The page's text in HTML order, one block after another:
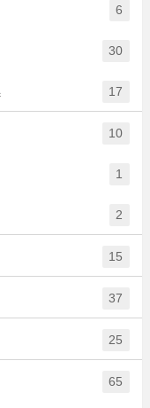
6
30
17
10
1
2
15
37
25
65